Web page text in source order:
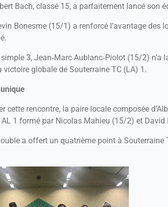
Bach, classé 15, a parfaitement lancé son
Bonesme (15/1) a renforcé l’avantage des
3, Jean‑Marc Aublanc‑Piolot (15/2)
victoire globale de Souterraine TC (LA) 1.
cette rencontre, la paire locale composée
AL 1 formé par Nicolas Mahieu (15/2) et
a offert un quatrième point à